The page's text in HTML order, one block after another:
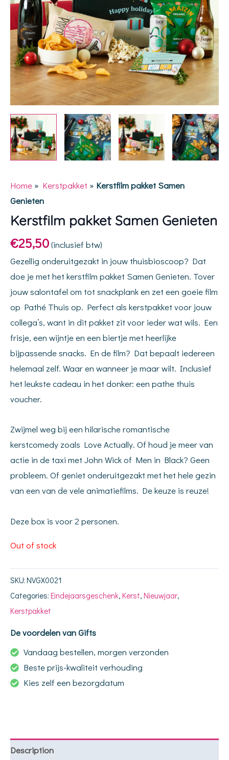
Home » Kerstpakket » Kerstfilm pakket Samen
Genieten
Kerstfilm pakket Samen Genieten
€25,50(inclusief btw)
Gezellig onderuitgezakt in jouw thuisbioscoop? Dat
doe je met het kerstfilm pakket Samen Genieten. Tover
jouw salontafel om tot snackplank en zet een goeie film
op Pathé Thuis op. Perfect als kerstpakket voor jouw
collega’s, want in dit pakket zit voor ieder wat wils. Een
frisje, een wijntje en een biertje met heerlijke
bijpassende snacks. En de film? Dat bepaalt iedereen
helemaal zelf. Waar en wanneer je maar wilt. Inclusief
het leukste cadeau in het donker: een pathe thuis
voucher.
Zwijmel weg bij een hilarische romantische
kerstcomedy zoals Love Actually. Of houd je meer van
actie in de taxi met John Wick of Men in Black? Geen
probleem. Of geniet onderuitgezakt met het hele gezin
van een van de vele animatiefilms. De keuze is reuze!
Deze box is voor 2 personen.
Out of stock
SKU: NVGX0021
Categories: Eindejaarsgeschenk, Kerst, Nieuwjaar,
Kerstpakket
De voordelen van Gifts
Vandaag bestellen, morgen verzonden
Beste prijs-kwaliteit verhouding
Kies zelf een bezorgdatum
Description